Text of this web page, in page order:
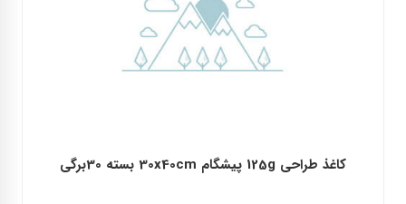
کاغذ طراحی 125g پیشگام 30x40cm بسته 30برگی